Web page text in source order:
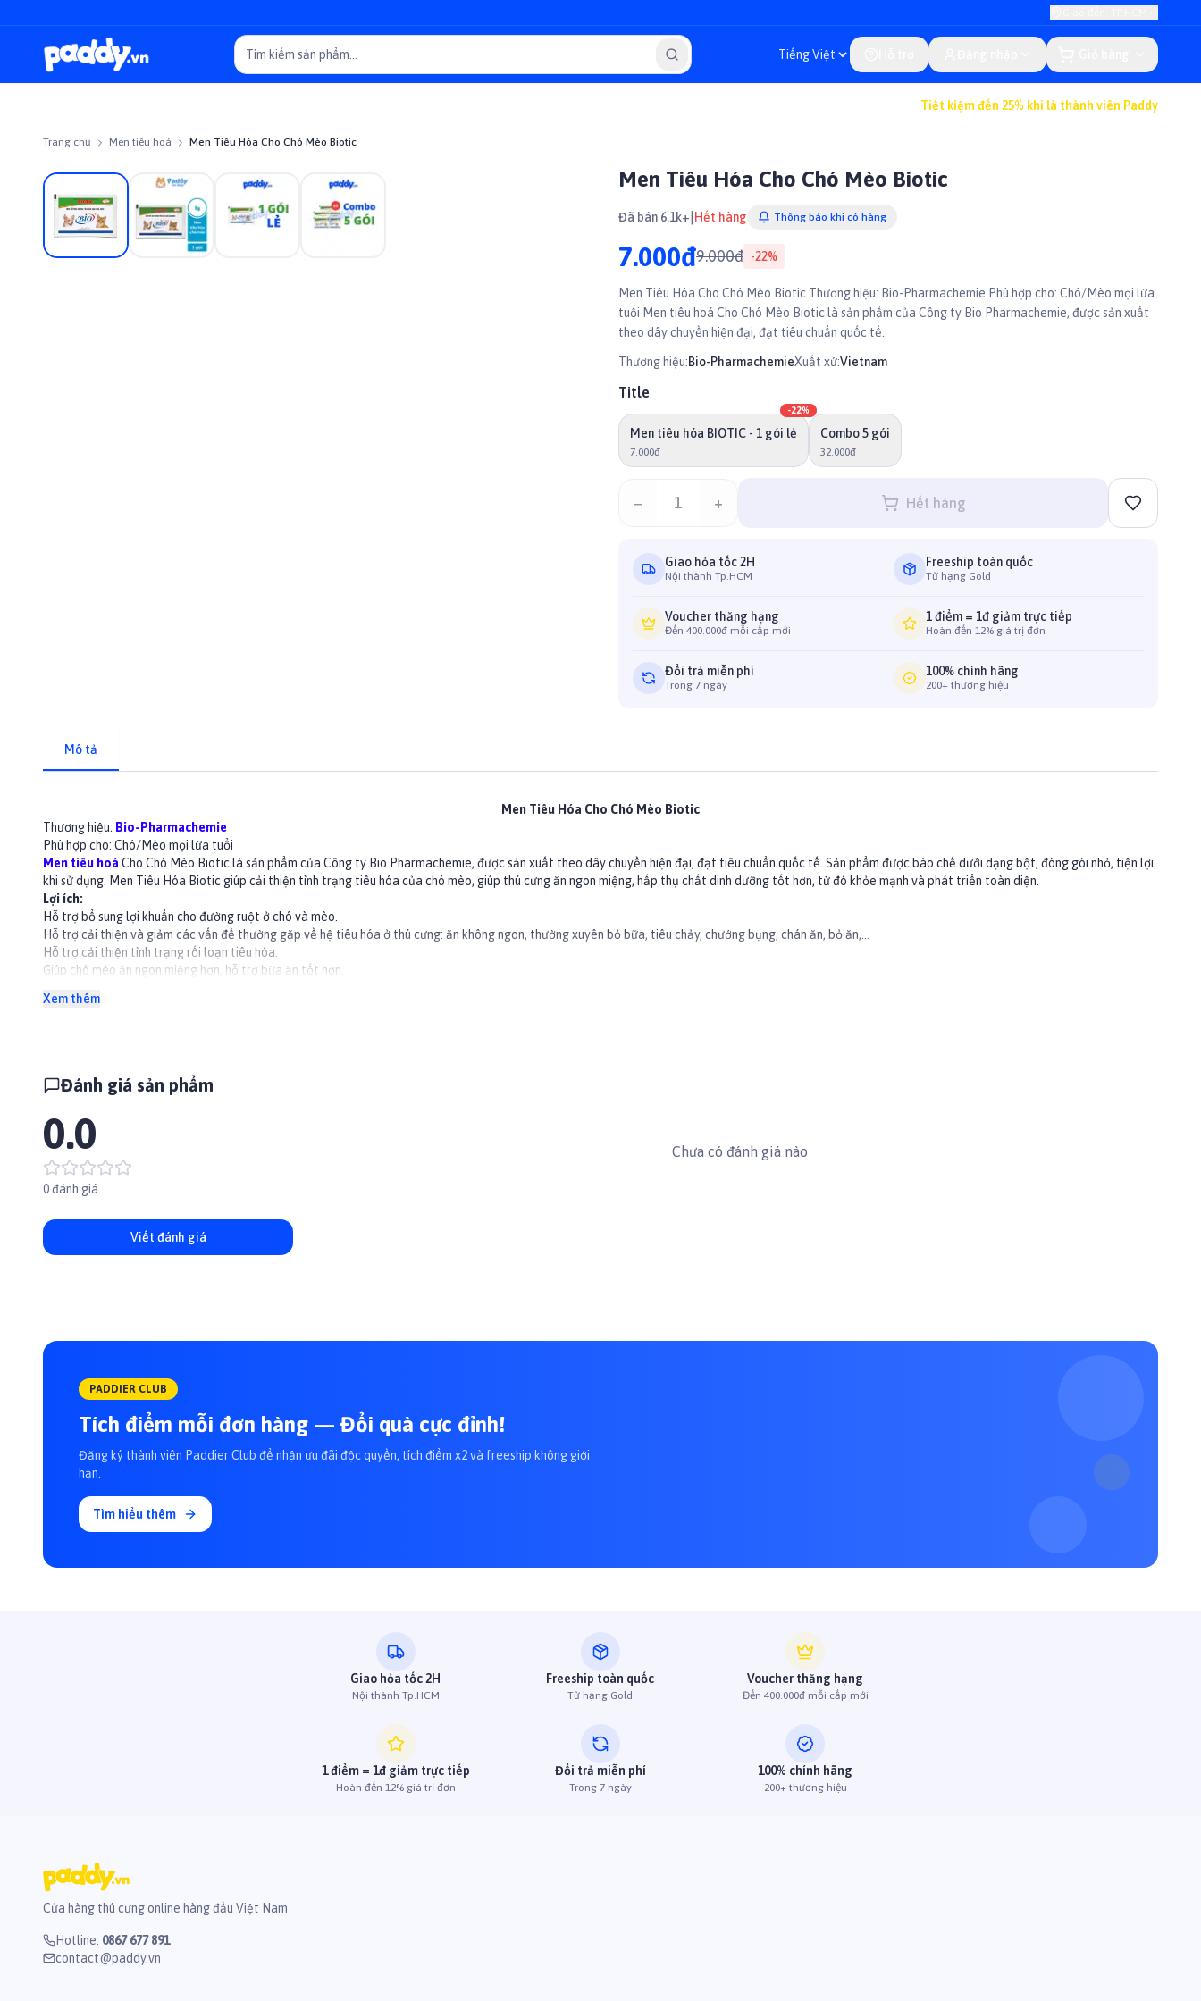
Tiết kiệm đến 25% khi là thành viên Paddy
Trang chủ Men tiêu hoá Men Tiêu Hóa Cho Chó Mèo Biotic
Men Tiêu Hóa Cho Chó Mèo Biotic
Đã bán 6.1k+ Hết hàng Thông báo khi có hàng
7.000đ9.000đ -22%
Men Tiêu Hóa Cho Chó Mèo Biotic Thương hiệu: Bio-Pharmachemie Phù hợp cho: Chó/Mèo mọi lứa
tuổi Men tiêu hoá Cho Chó Mèo Biotic là sản phẩm của Công ty Bio Pharmachemie, được sản xuất
theo dây chuyền hiện đại, đạt tiêu chuẩn quốc tế.
Thương hiệu:Bio-PharmachemieXuất xứ:Vietnam
Title
Men tiêu hóa BIOTIC - 1 gói lẻ
7.000đ
-22%
Combo 5 gói
32.000đ
− 1 + Hết hàng
Giao hỏa tốc 2H
Nội thành Tp.HCM
Freeship toàn quốc
Từ hạng Gold
Voucher thăng hạng
Đến 400.000đ mỗi cấp mới
1 điểm = 1đ giảm trực tiếp
Hoàn đến 12% giá trị đơn
Đổi trả miễn phí
Trong 7 ngày
100% chính hãng
200+ thương hiệu
Mô tả
Men Tiêu Hóa Cho Chó Mèo Biotic
Thương hiệu: Bio-Pharmachemie
Phù hợp cho: Chó/Mèo mọi lứa tuổi
Men tiêu hoá Cho Chó Mèo Biotic là sản phẩm của Công ty Bio Pharmachemie, được sản xuất theo dây chuyền hiện đại, đạt tiêu chuẩn quốc tế. Sản phẩm được bào chế dưới dạng bột, đóng gói nhỏ, tiện lợi
khi sử dụng. Men Tiêu Hóa Biotic giúp cải thiện tình trạng tiêu hóa của chó mèo, giúp thú cưng ăn ngon miệng, hấp thụ chất dinh dưỡng tốt hơn, từ đó khỏe mạnh và phát triển toàn diện.
Lợi ích:
Hỗ trợ bổ sung lợi khuẩn cho đường ruột ở chó và mèo.
Hỗ trợ cải thiện và giảm các vấn đề thường gặp về hệ tiêu hóa ở thú cưng: ăn không ngon, thường xuyên bỏ bữa, tiêu chảy, chướng bụng, chán ăn, bỏ ăn,…
Hỗ trợ cải thiện tình trạng rối loạn tiêu hóa.
Giúp chó mèo ăn ngon miệng hơn, hỗ trợ bữa ăn tốt hơn.
Cải thiện mùi hôi trong phân.
Liều lượng khuyến cáo: 1.5g/1 lít nước hoặc 3g/1kg thức ăn với thể trọng 7-10kg.
Hòa tan bột men tiêu hóa với nước hoặc trộn với thức ăn của chó mèo.
👉Xem thêm các sản phẩm khác tại
#thuoc #thuocchocho #thuocchomeo #thuoctieuhoa #mentieuhoa #tieuhoa #mentieuhoachomeo #biopharmachemie #thuocbiopharmachemie
Xem thêm
Đánh giá sản phẩm
0.0
0 đánh giá
Viết đánh giá
Chưa có đánh giá nào
PADDIER CLUB
Tích điểm mỗi đơn hàng — Đổi quà cực đỉnh!
Đăng ký thành viên Paddier Club để nhận ưu đãi độc quyền, tích điểm x2 và freeship không giới
hạn.
Tìm hiểu thêm
Giao hỏa tốc 2H
Nội thành Tp.HCM
Freeship toàn quốc
Từ hạng Gold
Voucher thăng hạng
Đến 400.000đ mỗi cấp mới
1 điểm = 1đ giảm trực tiếp
Hoàn đến 12% giá trị đơn
Đổi trả miễn phí
Trong 7 ngày
100% chính hãng
200+ thương hiệu
Cửa hàng thú cưng online hàng đầu Việt Nam
Hotline: 0867 677 891
contact@paddy.vn